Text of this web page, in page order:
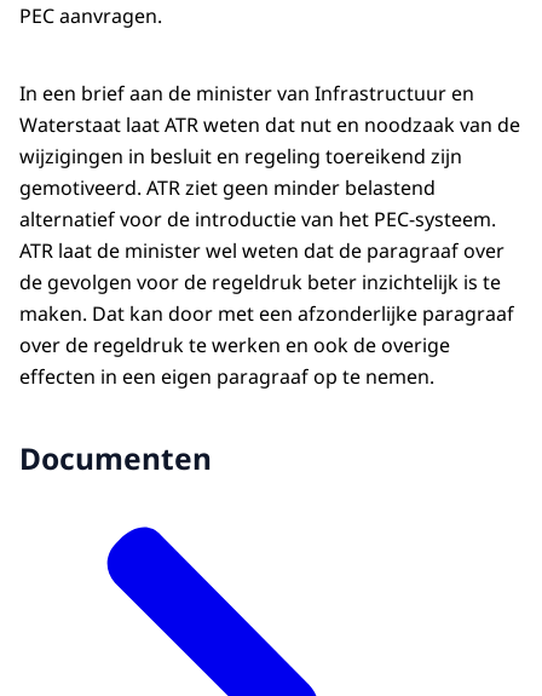
PEC aanvragen.
In een brief aan de minister van Infrastructuur en
Waterstaat laat ATR weten dat nut en noodzaak van de
wijzigingen in besluit en regeling toereikend zijn
gemotiveerd. ATR ziet geen minder belastend
alternatief voor de introductie van het PEC-systeem.
ATR laat de minister wel weten dat de paragraaf over
de gevolgen voor de regeldruk beter inzichtelijk is te
maken. Dat kan door met een afzonderlijke paragraaf
over de regeldruk te werken en ook de overige
effecten in een eigen paragraaf op te nemen.
Documenten